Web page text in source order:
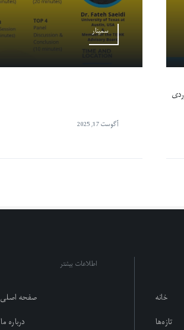
سمینار
آگوست 17, 2025
خانه
تازەها
اطلاعات بیشتر
صفحه اصلی
درباره ما